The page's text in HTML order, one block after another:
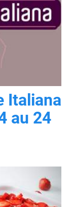
Italiana
au 24